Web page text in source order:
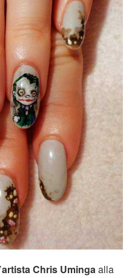
artista Chris Umingaalla